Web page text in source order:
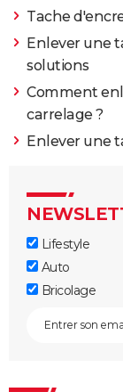
Tache
Enlever une
solutions
Comment
carrelage ?
Enlever une
Lifestyle
Auto
Bricolage